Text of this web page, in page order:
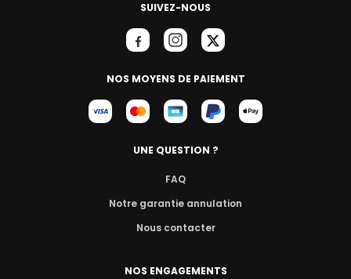
SUIVEZ-NOUS
NOS MOYENS DE PAIEMENT
UNE QUESTION ?
FAQ
Notre garantie annulation
Nous contacter
NOS ENGAGEMENTS